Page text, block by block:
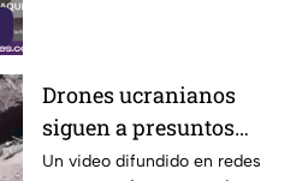
Drones ucranianos
siguen a presuntos
soldados rusos durante
Un video difundido en redes